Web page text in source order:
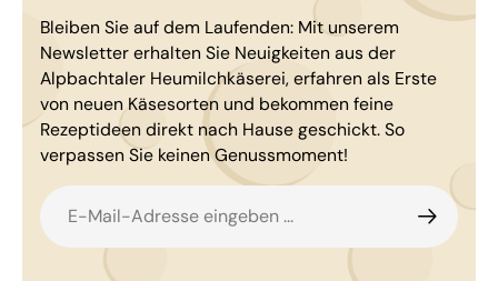
Bleiben Sie auf dem Laufenden: Mit unserem
Newsletter erhalten Sie Neuigkeiten aus der
Alpbachtaler Heumilchkäserei, erfahren als Erste
von neuen Käsesorten und bekommen feine
Rezeptideen direkt nach Hause geschickt. So
verpassen Sie keinen Genussmoment!
E-Mail-Adresse*